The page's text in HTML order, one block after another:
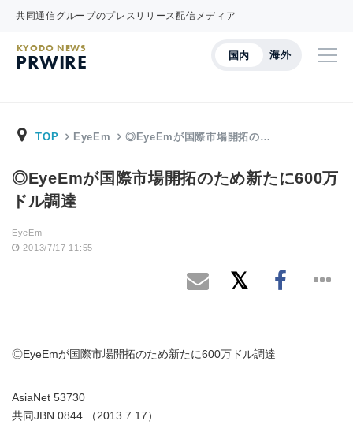
共同通信グループのプレスリリース配信メディア
国内 海外
KYODO NEWS
PRWIRE
TOP EyeEm ◎EyeEmが国際市場開拓の…
◎EyeEmが国際市場開拓のため新たに600万
ドル調達
EyeEm
2013/7/17 11:55
◎EyeEmが国際市場開拓のため新たに600万ドル調達
AsiaNet 53730
共同JBN 0844 （2013.7.17）